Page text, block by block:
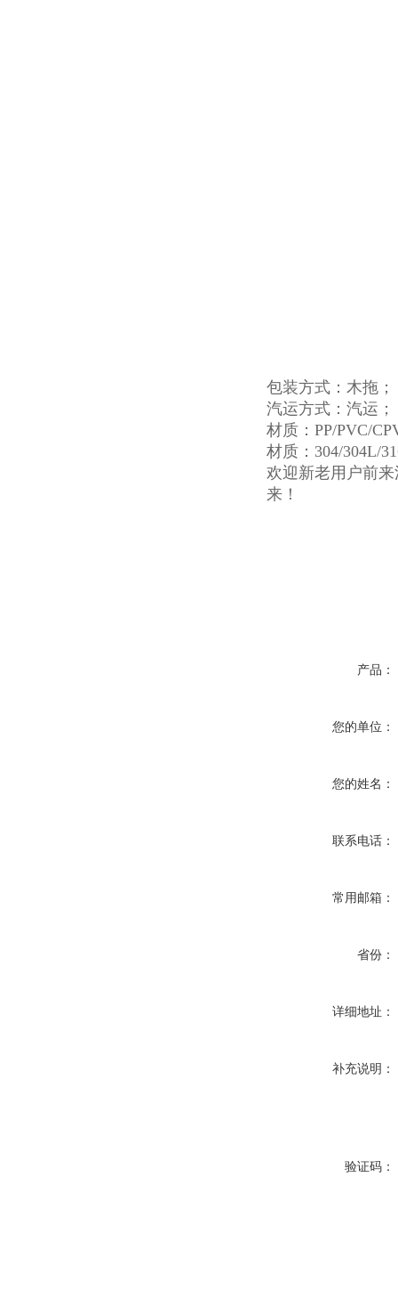
包装方式：木拖
汽运方式：汽运
材质：PP/PVC/
材质：304/304L/
欢迎新老用户前
来！
产品：
您的单位：
您的姓名：
联系电话：
常用邮箱：
省份：
详细地址：
补充说明：
验证码：